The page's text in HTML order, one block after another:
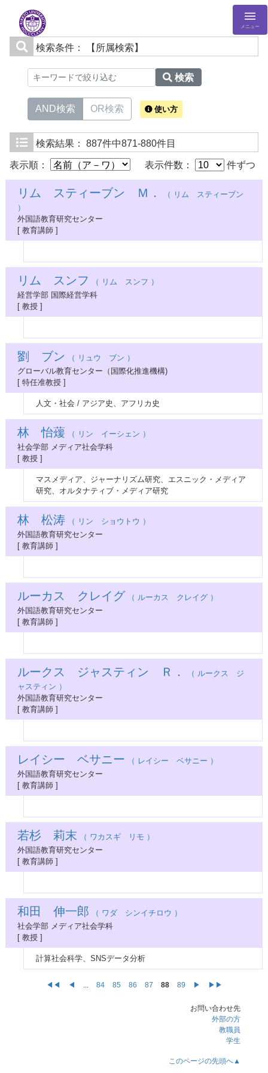
メニュー
検索条件： 【所属検索】
検索
AND検索 OR検索 使い方
検索結果： 887件中871-880件目
表示順： 表示件数： 件ずつ
リム スティーブン Ｍ．
（ リム スティーブン
）
外国語教育研究センター
[ 教育講師 ]
リム スンフ
（ リム スンフ ）
経営学部 国際経営学科
[ 教授 ]
劉 ブン （ リュウ ブン ）
グローバル教育センター（国際化推進機構)
[ 特任准教授 ]
人文・社会 / アジア史、アフリカ史
林 怡蕿 （ リン イーシェン ）
社会学部 メディア社会学科
[ 教授 ]
マスメディア、ジャーナリズム研究、エスニック・メディア
研究、オルタナティブ・メディア研究
林 松涛 （ リン ショウトウ ）
外国語教育研究センター
[ 教育講師 ]
ルーカス クレイグ （ ルーカス クレイグ ）
外国語教育研究センター
[ 教育講師 ]
ルークス ジャスティン Ｒ．
（ ルークス ジ
ャスティン ）
外国語教育研究センター
[ 教育講師 ]
レイシー ベサニー （ レイシー ベサニー ）
外国語教育研究センター
[ 教育講師 ]
若杉 莉末 （ ワカスギ リモ ）
外国語教育研究センター
[ 教育講師 ]
和田 伸一郎 （ ワダ シンイチロウ ）
社会学部 メディア社会学科
[ 教授 ]
計算社会科学、SNSデータ分析
◀◀ ◀ ... 84 85 86 87 88 89 ▶ ▶▶
お問い合わせ先
外部の方
教職員
学生
このページの先頭へ▲